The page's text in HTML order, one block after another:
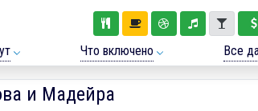
Что включено Все
и Мадейра